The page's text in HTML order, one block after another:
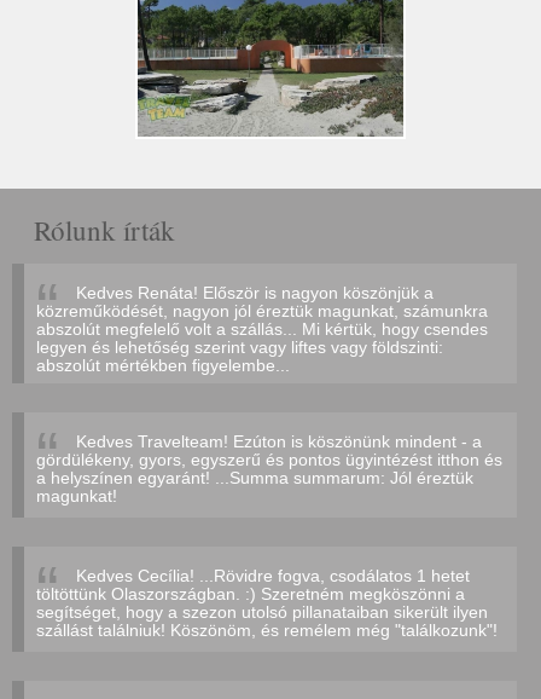
Rólunk írták
Kedves Renáta! Először is nagyon köszönjük a
közreműködését, nagyon jól éreztük magunkat, számunkra
abszolút megfelelő volt a szállás... Mi kértük, hogy csendes
legyen és lehetőség szerint vagy liftes vagy földszinti:
abszolút mértékben figyelembe...
Kedves Travelteam! Ezúton is köszönünk mindent - a
gördülékeny, gyors, egyszerű és pontos ügyintézést itthon és
a helyszínen egyaránt! ...Summa summarum: Jól éreztük
magunkat!
Kedves Cecília! ...Rövidre fogva, csodálatos 1 hetet
töltöttünk Olaszországban. :) Szeretném megköszönni a
segítséget, hogy a szezon utolsó pillanataiban sikerült ilyen
szállást találniuk! Köszönöm, és remélem még "találkozunk"!